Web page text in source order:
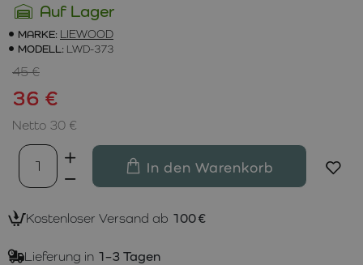
Auf Lager
MARKE: LIEWOOD
MODELL: LWD-373
36 €
45 €
Netto 30 €
In den Warenkorb
Kostenloser Versand ab 100 €
Lieferung in 1–3 Tagen